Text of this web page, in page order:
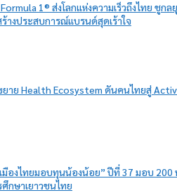
1® ส่งโลกแห่งความเร็วถึงไทย ชูกล
างประสบการณ์แบรนด์สุดเร้าใจ
าย Health Ecosystem ดันคนไทยสู่
มืองไทยมอบทุนน้องน้อย” ปีที่ 37 มอบ 200
กษาเยาวชนไทย